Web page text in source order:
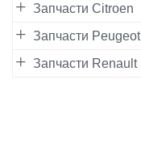
Запчасти Citroen
Запчасти Peugeot
Запчасти Renault